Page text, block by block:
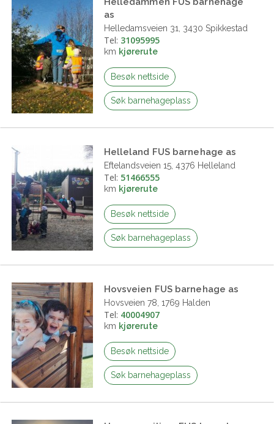
as
Helledamsveien 31, 3430 Spikkestad
Tel: 31095995
km kjørerute
Besøk nettside
Søk barnehageplass
Helleland FUS barnehage as
Eftelandsveien 15, 4376 Helleland
Tel: 51466555
km kjørerute
Besøk nettside
Søk barnehageplass
Hovsveien FUS barnehage as
Hovsveien 78, 1769 Halden
Tel: 40004907
km kjørerute
Besøk nettside
Søk barnehageplass